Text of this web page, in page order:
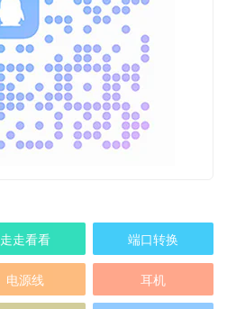
走走看看 端口转换
电源线 耳机